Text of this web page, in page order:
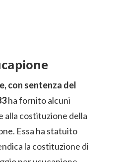
con sentenza del
ha fornito alcuni
alla costituzione della
Essa ha statuito
la costituzione di